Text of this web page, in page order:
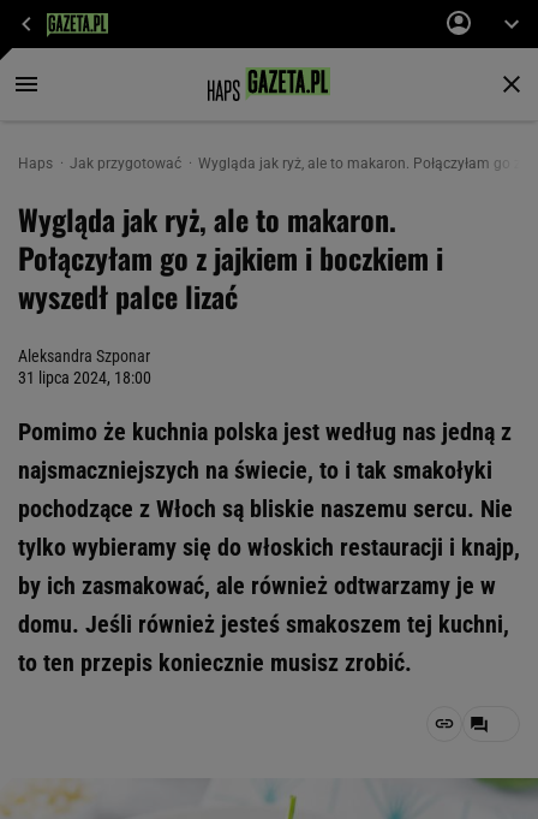
Haps Jak przygotować Wygląda jak ryż, ale to makaron. Połączyłam go z
Wygląda jak ryż, ale to makaron.
Połączyłam go z jajkiem i boczkiem i
wyszedł palce lizać
Aleksandra Szponar
31 lipca 2024, 18:00
Pomimo że kuchnia polska jest według nas jedną z
najsmaczniejszych na świecie, to i tak smakołyki
pochodzące z Włoch są bliskie naszemu sercu. Nie
tylko wybieramy się do włoskich restauracji i knajp,
by ich zasmakować, ale również odtwarzamy je w
domu. Jeśli również jesteś smakoszem tej kuchni,
to ten przepis koniecznie musisz zrobić.